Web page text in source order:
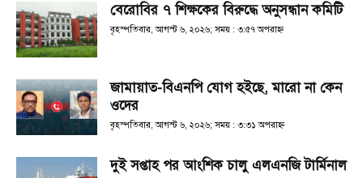
বেরোবির ৭ শিক্ষকের বিরুদ্ধে অনুসন্ধান কমিটি
বৃহস্পতিবার, আগস্ট ৬, ২০২৬; সময় : ৩:৫৭ অপরাহ্ণ
জামায়াত-বিএনপি যোগ হইছে, মারো না কেন
ওদের
বৃহস্পতিবার, আগস্ট ৬, ২০২৬; সময় : ৩:৩১ অপরাহ্ণ
দুই সপ্তাহ পর আংশিক চালু এলএনজি টার্মিনাল